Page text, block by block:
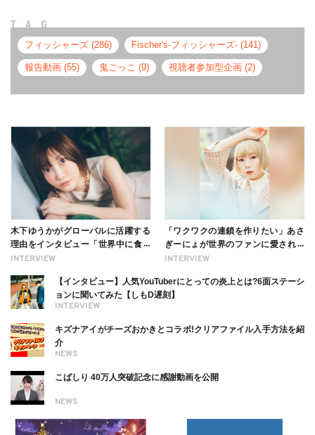
TAG
フィッシャーズ (286) Fischer's-フィッシャーズ- (141)
報告動画 (55) 鬼ごっこ (9) 視聴者参加型企画 (2)
INTERVIEW
木下ゆうかがグローバルに活躍する
理由をインタビュー「世界中に食べ
る幸せを伝えたい」新事務所加入に
INTERVIEW
「ワクワクの連鎖を作りたい」あさ
ぎーにょが世界のファンに愛される
理由【インタビュー】
INTERVIEW
【インタビュー】人気YouTuberにとっての炎上とは?6面ステーシ
ョンに聞いてみた【しもD遅刻】
NEWS
キズナアイがチーズおかきとコラボ!クリアファイル入手方法を紹
介
NEWS
こばしり 40万人突破記念に感謝動画を公開